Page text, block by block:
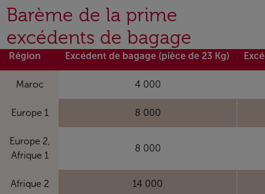
Barème de la prime
excédents de bagage
Région Excédent de bagage (pièce de 23 Kg)
Maroc 4 000
Europe 1 8 000
Europe 2,
Afrique 1
8 000
Afrique 2 14 000